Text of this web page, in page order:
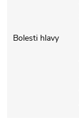
Bolesti hlavy